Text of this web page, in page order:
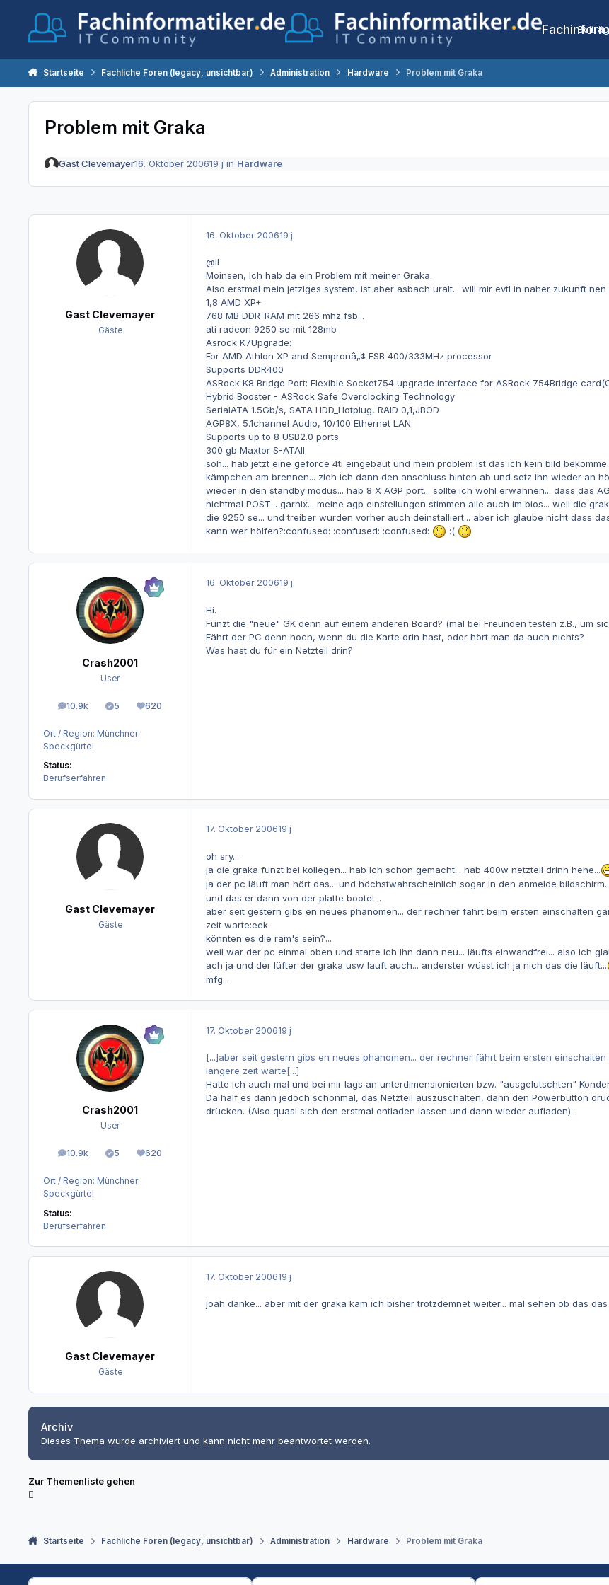
Startseite Fachliche Foren (legacy, unsichtbar) Administration Hardware Problem mit Graka
Problem mit Graka
Gast Clevemayer16. Oktober 200619 j in Hardware
Gast Clevemayer
Gäste
16. Oktober 200619 j
@ll
Moinsen, Ich hab da ein Problem mit meiner Graka.
Also erstmal mein jetziges system, ist aber asbach uralt... will mir evtl in naher zukunft
1,8 AMD XP+
768 MB DDR-RAM mit 266 mhz fsb...
ati radeon 9250 se mit 128mb
Asrock K7Upgrade:
For AMD Athlon XP and Sempronâ„¢ FSB 400/333MHz processor
Supports DDR400
ASRock K8 Bridge Port: Flexible Socket754 upgrade interface for ASRock 754Bridge
Hybrid Booster - ASRock Safe Overclocking Technology
SerialATA 1.5Gb/s, SATA HDD_Hotplug, RAID 0,1,JBOD
AGP8X, 5.1channel Audio, 10/100 Ethernet LAN
Supports up to 8 USB2.0 ports
300 gb Maxtor S-ATAII
soh... hab jetzt eine geforce 4ti eingebaut und mein problem ist das ich kein bild
kämpchen am brennen... zieh ich dann den anschluss hinten ab und setz ihn wieder an
wieder in den standby modus... hab 8 X AGP port... sollte ich wohl erwähnen... dass das
nichtmal POST... garnix... meine agp einstellungen stimmen alle auch im bios... weil die
die 9250 se... und treiber wurden vorher auch deinstalliert... aber ich glaube nicht dass
kann wer hölfen?:confused: :confused: :confused:
:(
Crash2001
User
10.9k
Beiträge 5
Lösungen620
Reputation
Ort / Region: Münchner
Speckgürtel
Status:
Berufserfahren
16. Oktober 200619 j
Hi.
Funzt die "neue" GK denn auf einem anderen Board? (mal bei Freunden testen z.B., um
Fährt der PC denn hoch, wenn du die Karte drin hast, oder hört man da auch nichts?
Was hast du für ein Netzteil drin?
Gast Clevemayer
Gäste
17. Oktober 200619 j
oh sry...
ja die graka funzt bei kollegen... hab ich schon gemacht... hab 400w netzteil drinn hehe...
ja der pc läuft man hört das... und höchstwahrscheinlich sogar in den anmelde
und das er dann von der platte bootet...
aber seit gestern gibs en neues phänomen... der rechner fährt beim ersten einschalten
zeit warte:eek
könnten es die ram's sein?...
weil war der pc einmal oben und starte ich ihn dann neu... läufts einwandfrei... also ich
ach ja und der lüfter der graka usw läuft auch... anderster wüsst ich ja nich das die läuft...
mfg...
Crash2001
User
10.9k
Beiträge 5
Lösungen620
Reputation
Ort / Region: Münchner
Speckgürtel
Status:
Berufserfahren
17. Oktober 200619 j
[...]aber seit gestern gibs en neues phänomen... der rechner fährt beim ersten
längere zeit warte[...]
Hatte ich auch mal und bei mir lags an unterdimensionierten bzw. "ausgelutschten"
Da half es dann jedoch schonmal, das Netzteil auszuschalten, dann den Powerbutton
drücken. (Also quasi sich den erstmal entladen lassen und dann wieder aufladen).
Gast Clevemayer
Gäste
17. Oktober 200619 j
joah danke... aber mit der graka kam ich bisher trotzdemnet weiter... mal sehen ob das
Archiv
Dieses Thema wurde archiviert und kann nicht mehr beantwortet werden.
Zur Themenliste gehen
Startseite Fachliche Foren (legacy, unsichtbar) Administration Hardware Problem mit Graka